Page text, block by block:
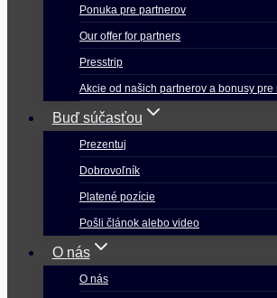
Ponuka pre partnerov
Our offer for partners
Presstrip
Akcie od našich partnerov a bonusy pre
Buď súčasťou
Prezentuj
Dobrovoľník
Platené pozície
Pošli článok alebo video
O nás
O nás